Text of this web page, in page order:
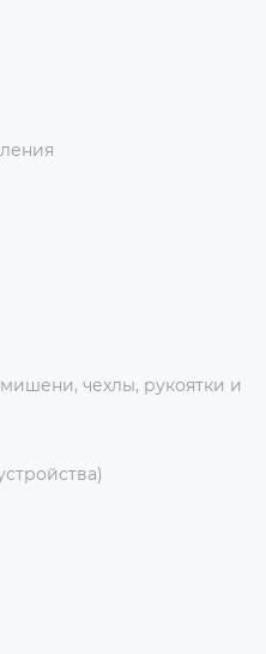
чехлы, рукоятки и